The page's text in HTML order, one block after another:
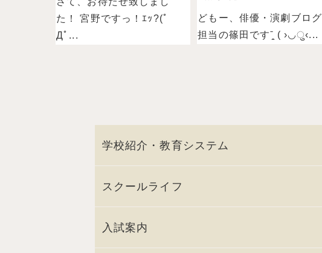
た！ 宮野ですっ！ｴｯ?(ﾟ
Дﾟ...
どもー、俳優・演劇ブログ
担当の篠田ですˉ̞̭ ( ›◡ु‹...
学校紹介・教育システム
スクールライフ
入試案内